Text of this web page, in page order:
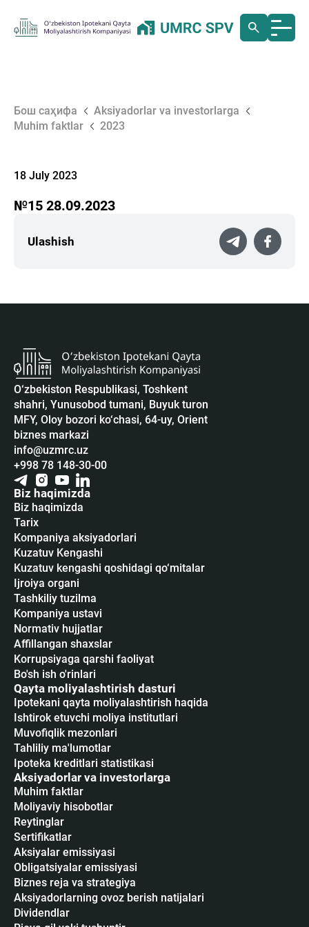
Бош саҳифа
Aksiyadorlar va investorlarga
Muhim faktlar
2023
18 July 2023
№15 28.09.2023
Ulashish
O‘zbekiston Respublikasi, Toshkent
shahri, Yunusobod tumani, Buyuk turon
MFY, Oloy bozori ko‘chasi, 64-uy, Orient
biznes markazi
info@uzmrc.uz
+998 78 148-30-00
Biz haqimizda
Biz haqimizda
Tarix
Kompaniya aksiyadorlari
Kuzatuv Kengashi
Kuzatuv kengashi qoshidagi qo‘mitalar
Ijroiya organi
Tashkiliy tuzilma
Kompaniya ustavi
Normativ hujjatlar
Affillangan shaxslar
Korrupsiyaga qarshi faoliyat
Bo'sh ish o'rinlari
Qayta moliyalashtirish dasturi
Ipotekani qayta moliyalashtirish haqida
Ishtirok etuvchi moliya institutlari
Muvofiqlik mezonlari
Tahliliy ma'lumotlar
Ipoteka kreditlari statistikasi
Aksiyadorlar va investorlarga
Muhim faktlar
Moliyaviy hisobotlar
Reytinglar
Sertifikatlar
Аksiyalar emissiyasi
Obligatsiyalar emissiyasi
Biznes reja va strategiya
Aksiyadorlarning ovoz berish natijalari
Dividendlar